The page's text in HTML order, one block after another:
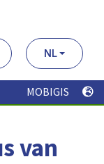
NL
MOBIGIS
van